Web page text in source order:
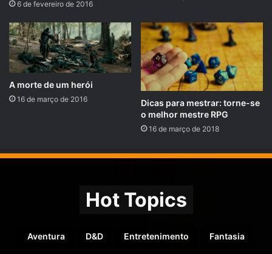
encontrar algum bardo com talentos de imitações,
disfarces e entre outros.
Existem inúmeras outras classes de RPG, como:
Ranger;
Lanceiro;
Paladinos;
Gladiadores;
6 de fevereiro de 2016
A morte de um herói
16 de março de 2016
Dicas para mestrar: torne-se
o melhor mestre RPG
16 de março de 2018
Hot Topics
Aventura D&D Entretenimento Fantasia